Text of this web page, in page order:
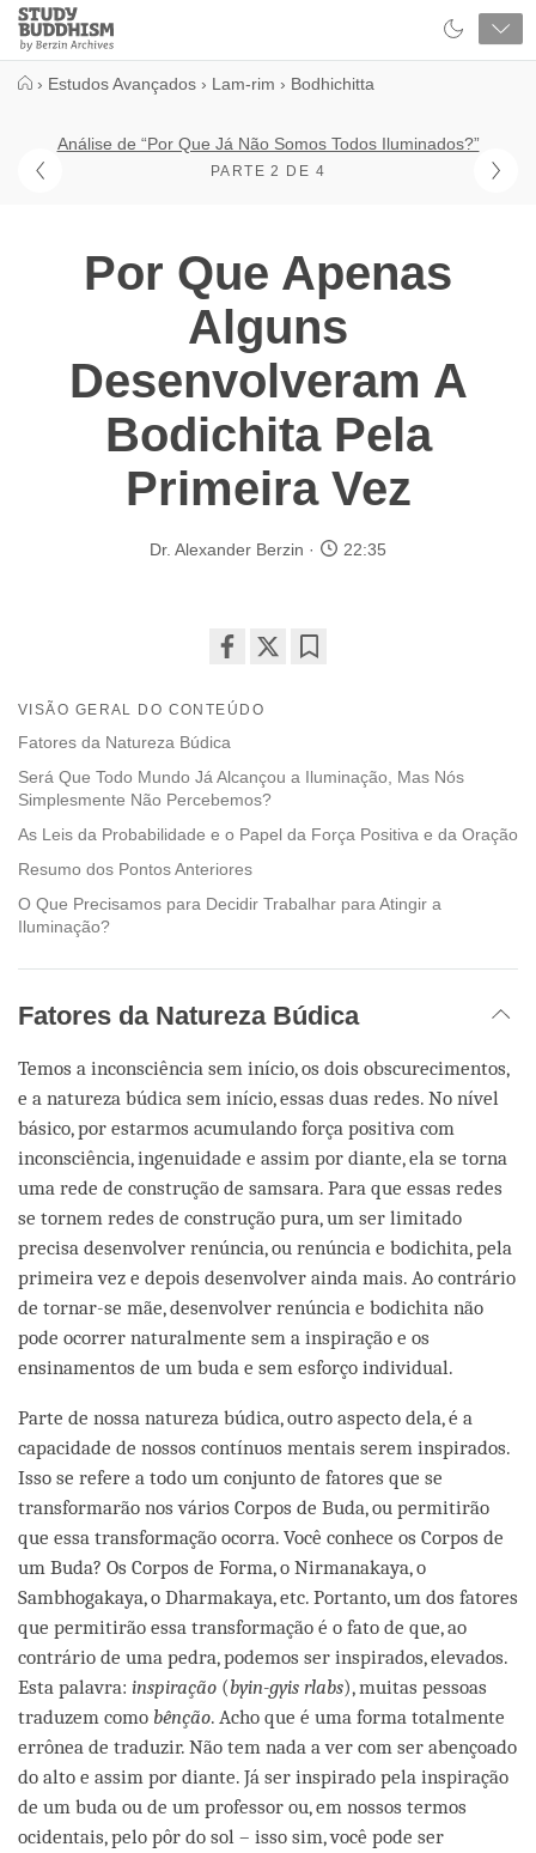
Close
Study
Buddhism
› Estudos Avançados › Lam-rim › Bodhichitta
Análise de “Por Que Já Não Somos Todos Iluminados?”
PARTE 2 DE 4
Por Que Apenas
Alguns
Desenvolveram A
Bodichita Pela
Primeira Vez
Dr. Alexander Berzin 22:35
on
facebook
VISÃO GERAL DO CONTEÚDO
Fatores da Natureza Búdica
Será Que Todo Mundo Já Alcançou a Iluminação, Mas Nós
Simplesmente Não Percebemos?
As Leis da Probabilidade e o Papel da Força Positiva e da Oração
Resumo dos Pontos Anteriores
O Que Precisamos para Decidir Trabalhar para Atingir a
Iluminação?
Fatores da Natureza Búdica
Temos a inconsciência sem início, os dois obscurecimentos,
e a natureza búdica sem início, essas duas redes. No nível
básico, por estarmos acumulando força positiva com
inconsciência, ingenuidade e assim por diante, ela se torna
uma rede de construção de samsara. Para que essas redes
se tornem redes de construção pura, um ser limitado
precisa desenvolver renúncia, ou renúncia e bodichita, pela
primeira vez e depois desenvolver ainda mais. Ao contrário
de tornar-se mãe, desenvolver renúncia e bodichita não
pode ocorrer naturalmente sem a inspiração e os
ensinamentos de um buda e sem esforço individual.
Parte de nossa natureza búdica, outro aspecto dela, é a
capacidade de nossos contínuos mentais serem inspirados.
Isso se refere a todo um conjunto de fatores que se
transformarão nos vários Corpos de Buda, ou permitirão
que essa transformação ocorra. Você conhece os Corpos de
um Buda? Os Corpos de Forma, o Nirmanakaya, o
Sambhogakaya, o Dharmakaya, etc. Portanto, um dos fatores
que permitirão essa transformação é o fato de que, ao
contrário de uma pedra, podemos ser inspirados, elevados.
Esta palavra: inspiração (byin-gyis rlabs), muitas pessoas
traduzem como bênção. Acho que é uma forma totalmente
errônea de traduzir. Não tem nada a ver com ser abençoado
do alto e assim por diante. Já ser inspirado pela inspiração
de um buda ou de um professor ou, em nossos termos
ocidentais, pelo pôr do sol – isso sim, você pode ser